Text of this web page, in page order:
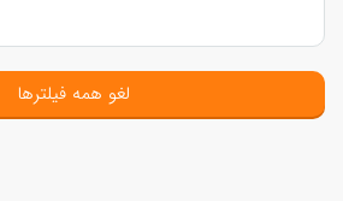
لغو همه فیلترها